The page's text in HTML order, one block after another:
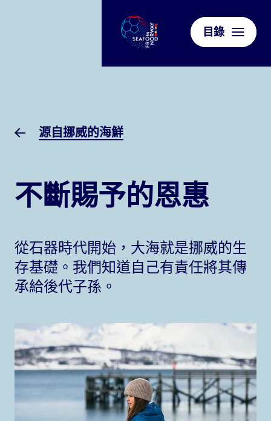
目錄
源自挪威的海鮮
不斷賜予的恩惠
從石器時代開始，大海就是挪威的生
存基礎。我們知道自己有責任將其傳
承給後代子孫。